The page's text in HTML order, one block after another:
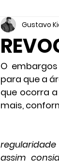
Gustavo
O
para que a
que ocorra
mais,
assim